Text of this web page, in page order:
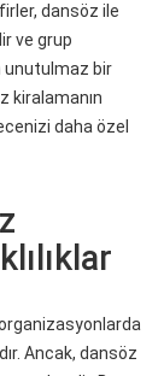
dansöz ile
ve grup
unutulmaz bir
kiralamanın
daha özel
Ancak, dansöz